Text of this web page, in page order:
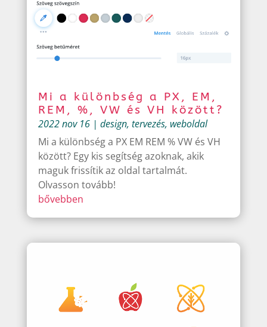
Mi a különbség a PX, EM,
REM, %, VW és VH között?
2022 nov 16| design, tervezés, weboldal
Mi a különbség a PX EM REM % VW és VH
között? Egy kis segítség azoknak, akik
maguk frissítik az oldal tartalmát.
Olvasson tovább!
bővebben